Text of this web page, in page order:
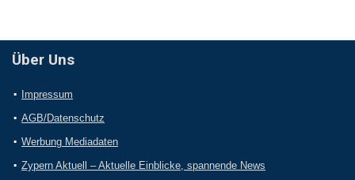
Über Uns
Impressum
AGB/Datenschutz
Werbung Mediadaten
Zypern Aktuell – Aktuelle Einblicke, spannende News